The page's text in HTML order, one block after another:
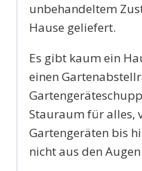
unbehandeltem
Hause geliefert.
Es gibt kaum ein
einen
Stauraum für alles,
Gartengeräten bis
nicht aus den